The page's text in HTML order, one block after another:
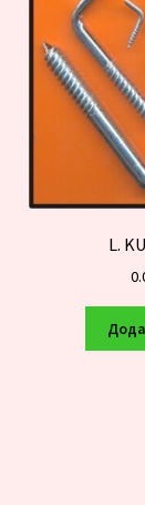
L.